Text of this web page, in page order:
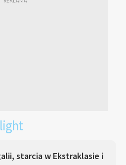
starcia w Ekstraklasie i